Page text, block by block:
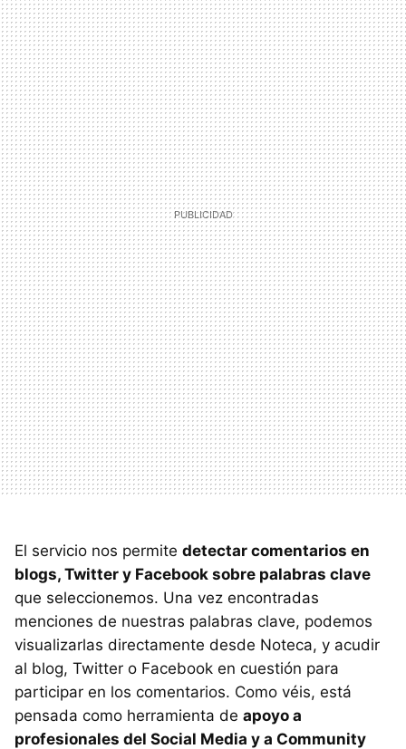
El servicio nos permite detectar comentarios en
blogs, Twitter y Facebook sobre palabras clave
que seleccionemos. Una vez encontradas
menciones de nuestras palabras clave, podemos
visualizarlas directamente desde Noteca, y acudir
al blog, Twitter o Facebook en cuestión para
participar en los comentarios. Como véis, está
pensada como herramienta de apoyo a
profesionales del Social Media y a Community